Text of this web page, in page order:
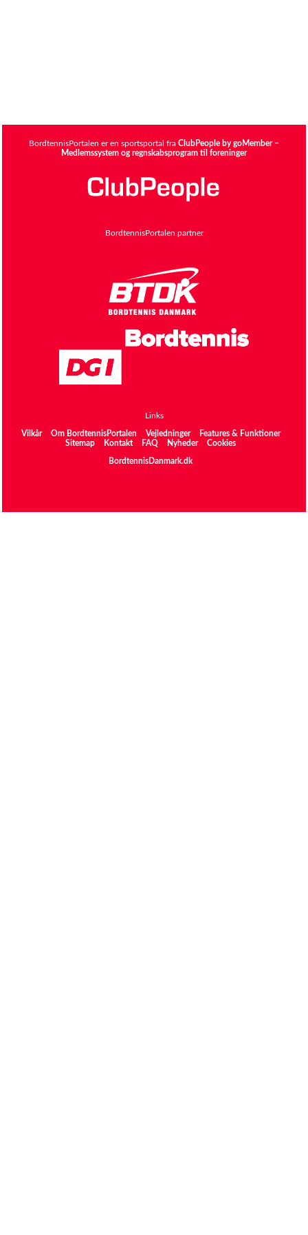
BordtennisPortalen er en sportsportal fra ClubPeople by goMember –
Medlemssystem og regnskabsprogram til foreninger
BordtennisPortalen partner
Links
Vilkår Om BordtennisPortalen Vejledninger
Features & Funktioner
Sitemap
Kontakt FAQ Nyheder Cookies
BordtennisDanmark.dk